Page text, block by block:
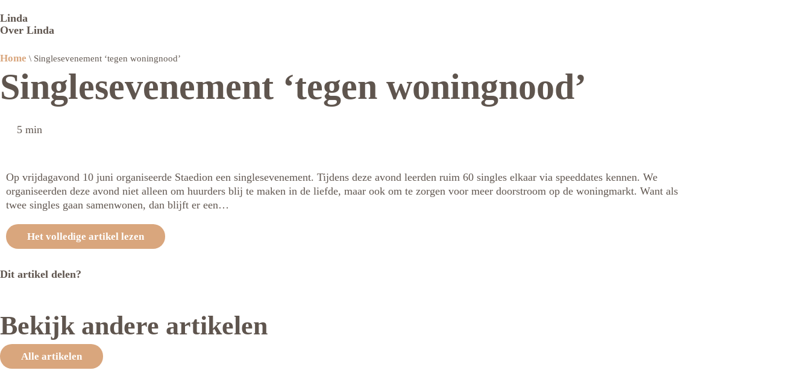
Linda
Over Linda
Home \ Singlesevenement ‘tegen woningnood’
Singlesevenement ‘tegen woningnood’
5 min
Op vrijdagavond 10 juni organiseerde Staedion een singlesevenement. Tijdens deze avond leerden ruim 60 singles elkaar via speeddates kennen. We
organiseerden deze avond niet alleen om huurders blij te maken in de liefde, maar ook om te zorgen voor meer doorstroom op de woningmarkt. Want als
twee singles gaan samenwonen, dan blijft er een…
Het volledige artikel lezen
Dit artikel delen?
Bekijk andere artikelen
Alle artikelen